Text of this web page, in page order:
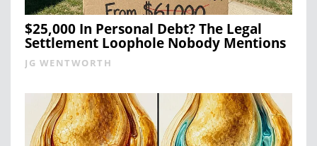
$25,000 In Personal Debt? The Legal
Settlement Loophole Nobody Mentions
JG WENTWORTH